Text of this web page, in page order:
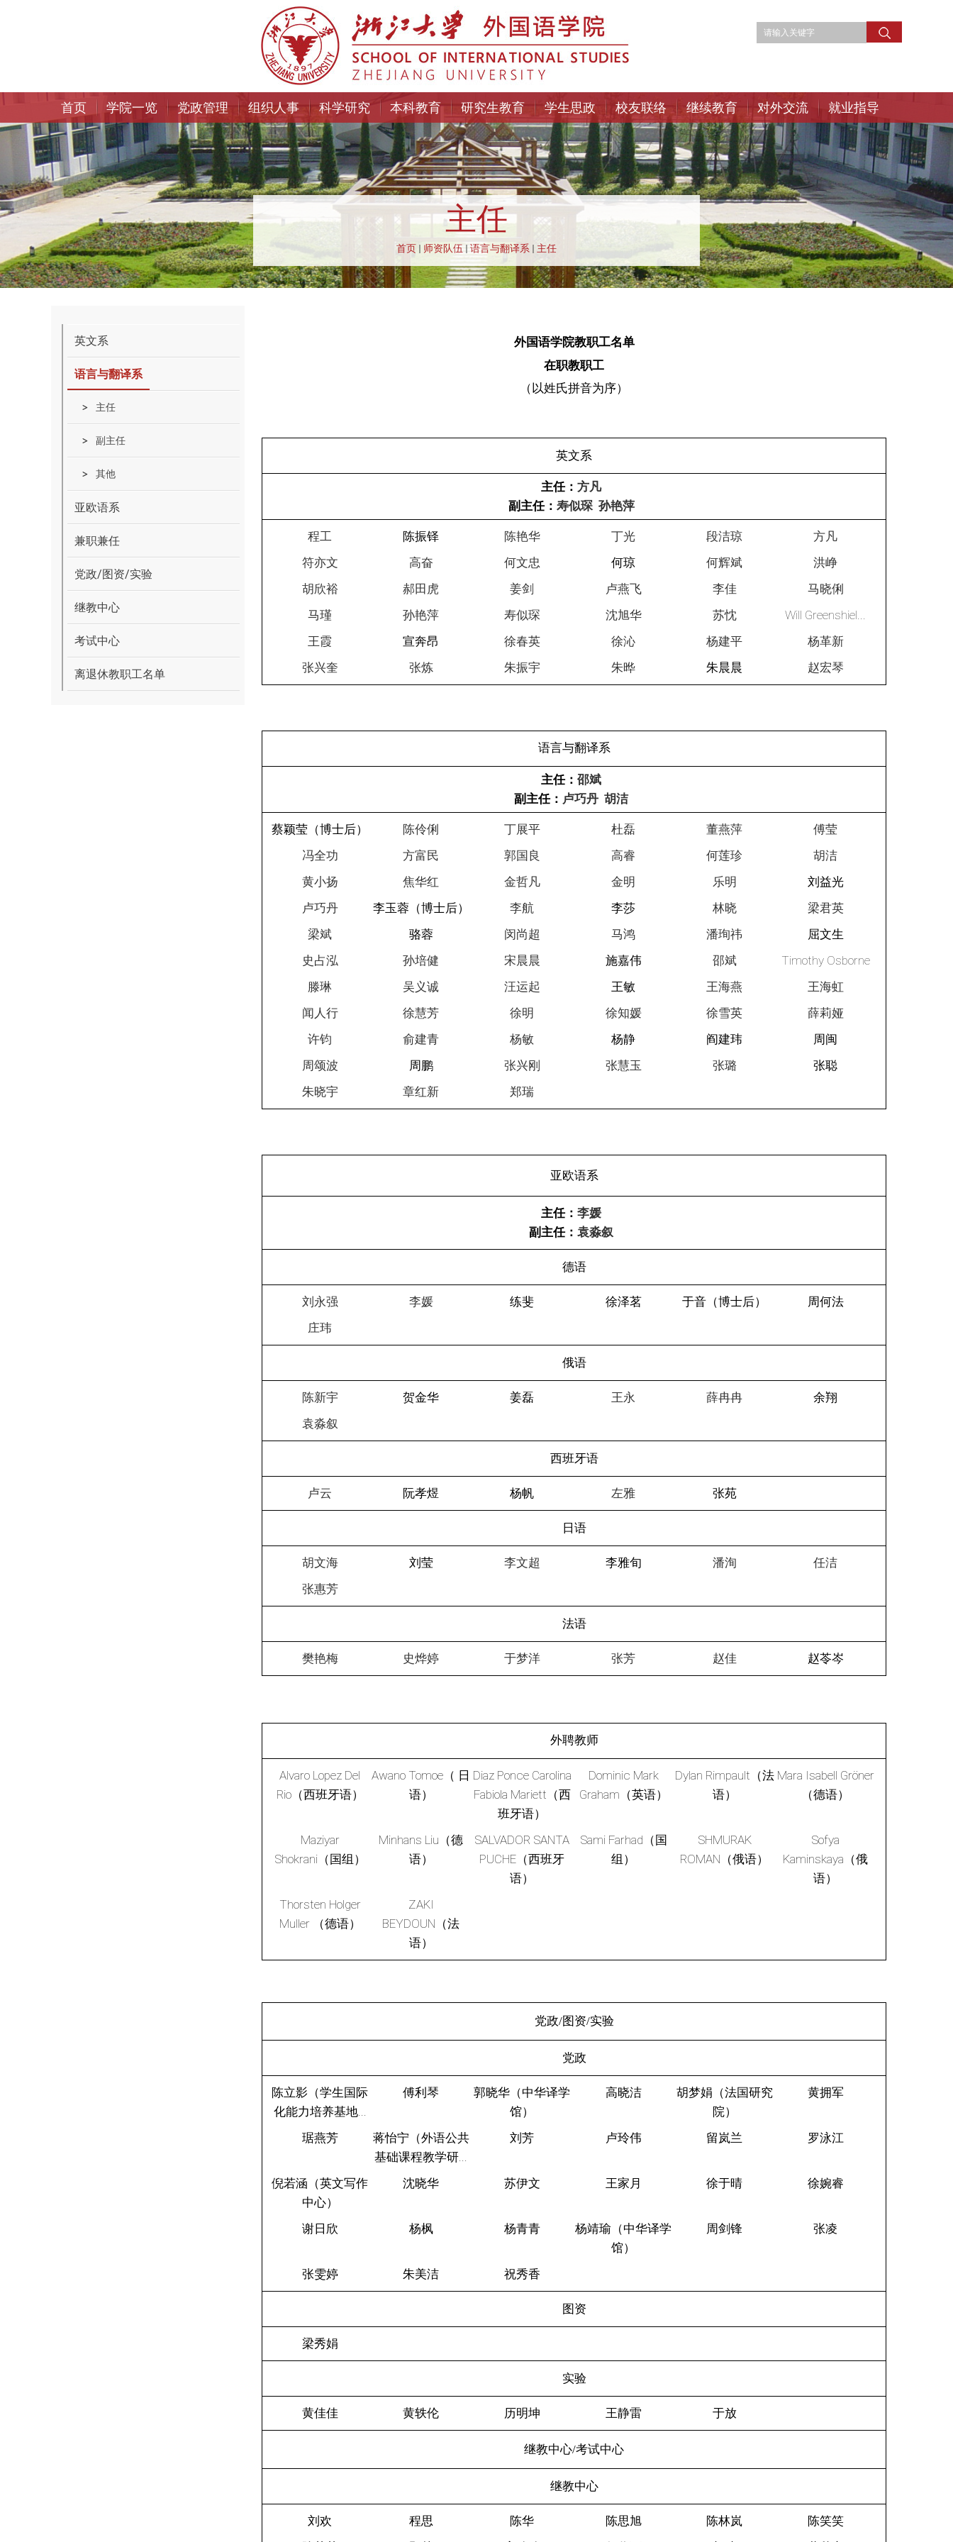
首页 学院一览 党政管理 组织人事 科学研究 本科教育 研究生教育 学生思政 校友联络 继续教育 对外交流 就业指导
主任
首页 师资队伍 语言与翻译系 主任
英文系
语言与翻译系
主任
副主任
其他
亚欧语系
兼职兼任
党政/图资/实验
继教中心
考试中心
离退休教职工名单
外国语学院教职工名单
在职教职工
（以姓氏拼音为序）
英文系
主任： 方凡
副主任： 寿似琛 孙艳萍
程工 陈振铎 陈艳华 丁光 段洁琼
方凡
符亦文
高奋 何文忠 何琼 何辉斌
洪峥
胡欣裕
郝田虎 姜剑 卢燕飞 李佳
马晓俐
马瑾
孙艳萍 寿似琛 沈旭华 苏忱
Will Greenshiel...
王霞
宣奔昂 徐春英 徐沁 杨建平
杨革新
张兴奎
张炼 朱振宇 朱晔 朱晨晨 赵宏琴
语言与翻译系
主任： 邵斌
副主任： 卢巧丹 胡洁
蔡颖莹（博士后） 陈伶俐 丁展平 杜磊 董燕萍
傅莹
冯全功
方富民 郭国良 高睿 何莲珍
胡洁
黄小扬
焦华红 金哲凡 金明 乐明
刘益光
卢巧丹
李玉蓉（博士后） 李航 李莎 林晓
梁君英
梁斌
骆蓉 闵尚超 马鸿 潘珣祎
屈文生
史占泓
孙培健 宋晨晨 施嘉伟 邵斌
Timothy Osborne
滕琳
吴义诚 汪运起 王敏 王海燕
王海虹
闻人行
徐慧芳 徐明 徐知媛 徐雪英
薛莉娅
许钧
俞建青 杨敏 杨静 阎建玮
周闽
周颂波
周鹏 张兴刚 张慧玉 张璐
张聪
朱晓宇
章红新 郑瑞
亚欧语系
主任： 李媛
副主任： 袁淼叙
德语
刘永强 李媛 练斐 徐泽茗 于音（博士后）
周何法
庄玮
俄语
陈新宇 贺金华 姜磊 王永 薛冉冉
余翔
袁淼叙
西班牙语
卢云 阮孝煜 杨帆 左雅 张苑
日语
胡文海 刘莹 李文超 李雅旬 潘洵
任洁
张惠芳
法语
樊艳梅 史烨婷 于梦洋 张芳 赵佳 赵苓岑
外聘教师
Alvaro Lopez Del
Rio（西班牙语）
Awano Tomoe（ 日
语）
Diaz Ponce Carolina
Fabiola Mariett（西
班牙语）
Dominic Mark
Graham（英语）
Dylan Rimpault（法
语）
Mara Isabell Gröner
（德语）
Maziyar
Shokrani（国组）
Minhans Liu（德
语）
SALVADOR SANTA
PUCHE（西班牙
语）
Sami Farhad（国
组）
SHMURAK
ROMAN（俄语）
Sofya
Kaminskaya（俄
语）
Thorsten Holger
Muller （德语）
ZAKI
BEYDOUN（法
语）
党政/图资/实验
党政
陈立影（学生国际
化能力培养基地...
傅利琴
郭晓华（中华译学
馆）
高晓洁
胡梦娟（法国研究
院）
黄拥军
琚燕芳
蒋怡宁（外语公共
基础课程教学研...
刘芳 卢玲伟 留岚兰 罗泳江
倪若涵（英文写作
中心）
沈晓华 苏伊文 王家月 徐于晴 徐婉睿
谢日欣 杨枫 杨青青
杨靖瑜（中华译学
馆）
周剑锋 张凌
张雯婷 朱美洁 祝秀香
图资
梁秀娟
实验
黄佳佳 黄轶伦 历明坤 王静雷 于放
继教中心/考试中心
继教中心
刘欢 程思 陈华 陈思旭 陈林岚
陈笑笑